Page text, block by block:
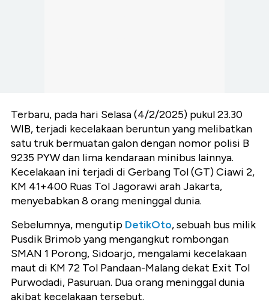
Terbaru, pada hari Selasa (4/2/2025) pukul 23.30
WIB, terjadi kecelakaan beruntun yang melibatkan
satu truk bermuatan galon dengan nomor polisi B
9235 PYW dan lima kendaraan minibus lainnya.
Kecelakaan ini terjadi di Gerbang Tol (GT) Ciawi 2,
KM 41+400 Ruas Tol Jagorawi arah Jakarta,
menyebabkan 8 orang meninggal dunia.
Sebelumnya, mengutip DetikOto, sebuah bus milik
Pusdik Brimob yang mengangkut rombongan
SMAN 1 Porong, Sidoarjo, mengalami kecelakaan
maut di KM 72 Tol Pandaan-Malang dekat Exit Tol
Purwodadi, Pasuruan. Dua orang meninggal dunia
akibat kecelakaan tersebut.